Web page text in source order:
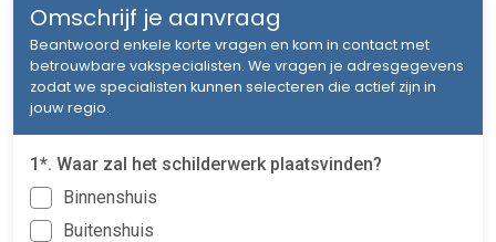
Omschrijf je aanvraag
Beantwoord enkele korte vragen en kom in contact met
betrouwbare vakspecialisten. We vragen je adresgegevens
zodat we specialisten kunnen selecteren die actief zijn in
jouw regio.
1*. Waar zal het schilderwerk plaatsvinden?
Binnenshuis
Buitenshuis